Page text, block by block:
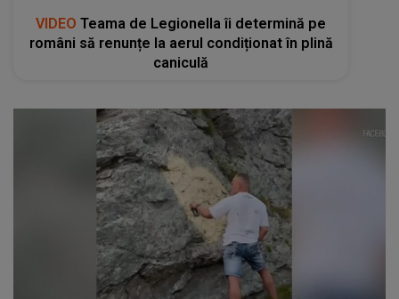
VIDEO Teama de Legionella îi determină pe
români să renunțe la aerul condiționat în plină
caniculă